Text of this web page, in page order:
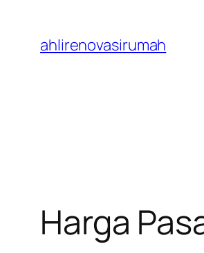
content
ahlirenovasirumah
Harga